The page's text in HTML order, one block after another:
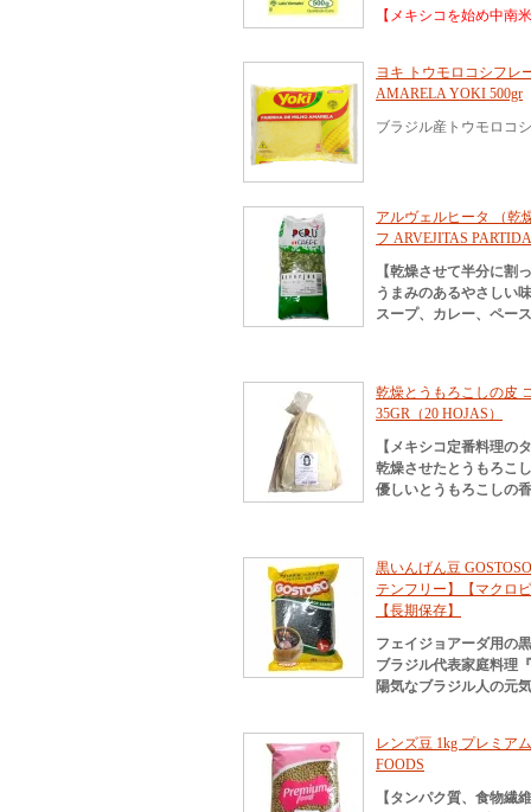
【メキシコを始め中南
ヨキ トウモロコシフ
AMARELA YOKI 500gr
ブラジル産トウモロコ
アルヴェルヒータ （乾
フ ARVEJITAS
【乾燥させて半分に割
うまみのあるやさしい
スープ、カレー、ペー
乾燥とうもろこしの皮
35GR（20 HOJAS）
【メキシコ定番料理の
乾燥させたとうもろこ
優しいとうもろこしの
黒いんげん豆
テンフリー】【マクロ
【長期保存】
フェイジョアーダ用の
ブラジル代表家庭料理
陽気なブラジル人の元
レンズ豆 1kg プレミア
FOODS
【タンパク質、食物繊